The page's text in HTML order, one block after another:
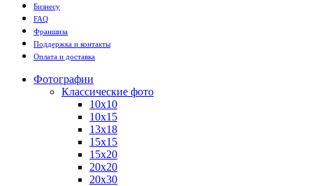
Бизнесу
FAQ
Франшиза
Поддержка и контакты
Оплата и доставка
Фотографии
Классические фото
10х10
10х15
13х18
15х15
15х20
20х20
20х30